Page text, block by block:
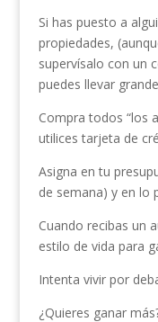
Si has puesto a
propiedades,
supervísalo con un
puedes llevar
Compra todos “los
utilices tarjeta de
Asigna en tu
de semana) y en lo
Cuando recibas un
estilo de vida para
Intenta vivir por
¿Quieres ganar